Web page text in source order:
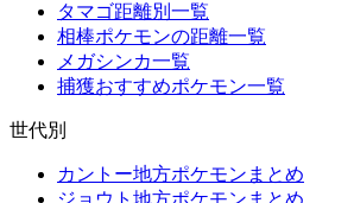
タマゴ距離別一覧
相棒ポケモンの距離一覧
メガシンカ一覧
捕獲おすすめポケモン一覧
世代別
カントー地方ポケモンまとめ
ジョウト地方ポケモンまとめ